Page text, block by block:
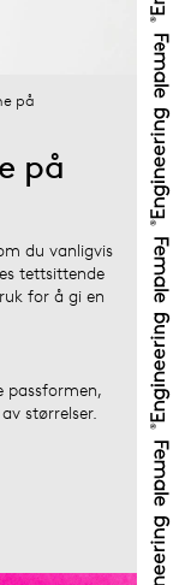
på
på
du vanligvis
tettsittende
for å gi en
passformen,
størrelser.